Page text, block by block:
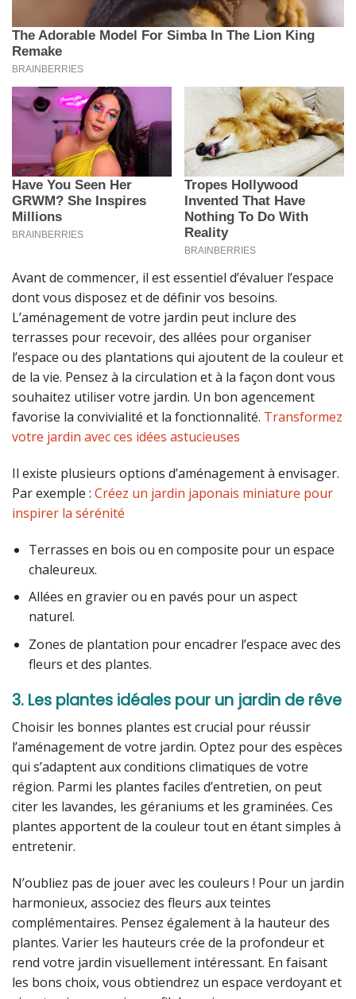
Avant de commencer, il est essentiel d’évaluer l’espace
dont vous disposez et de définir vos besoins.
L’aménagement de votre jardin peut inclure des
terrasses pour recevoir, des allées pour organiser
l’espace ou des plantations qui ajoutent de la couleur et
de la vie. Pensez à la circulation et à la façon dont vous
souhaitez utiliser votre jardin. Un bon agencement
favorise la convivialité et la fonctionnalité. Transformez
votre jardin avec ces idées astucieuses
Il existe plusieurs options d’aménagement à envisager.
Par exemple : Créez un jardin japonais miniature pour
inspirer la sérénité
Terrasses en bois ou en composite pour un espace
chaleureux.
Allées en gravier ou en pavés pour un aspect
naturel.
Zones de plantation pour encadrer l’espace avec des
fleurs et des plantes.
3. Les plantes idéales pour un jardin de rêve
Choisir les bonnes plantes est crucial pour réussir
l’aménagement de votre jardin. Optez pour des espèces
qui s’adaptent aux conditions climatiques de votre
région. Parmi les plantes faciles d’entretien, on peut
citer les lavandes, les géraniums et les graminées. Ces
plantes apportent de la couleur tout en étant simples à
entretenir.
N’oubliez pas de jouer avec les couleurs ! Pour un jardin
harmonieux, associez des fleurs aux teintes
complémentaires. Pensez également à la hauteur des
plantes. Varier les hauteurs crée de la profondeur et
rend votre jardin visuellement intéressant. En faisant
les bons choix, vous obtiendrez un espace verdoyant et